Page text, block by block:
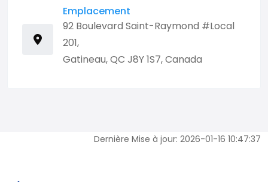
Emplacement
92 Boulevard Saint-Raymond #Local
201,
Gatineau, QC J8Y 1S7, Canada
Dernière Mise à jour: 2026-01-16 10:47:37